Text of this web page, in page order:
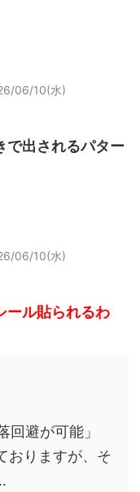
06/10(水)
で出されるパター
06/10(水)
ール貼られるわ
回避が可能」
おりますが、そ